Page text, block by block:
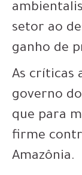
setor ao
ganho de
As críticas
governo
que para
firme
Amazônia.